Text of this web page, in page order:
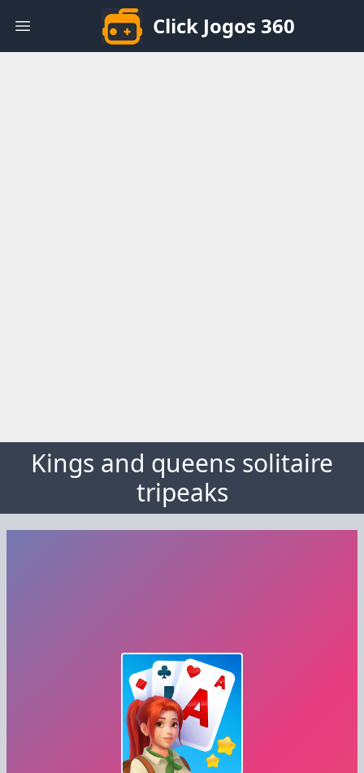
Open main menu Click Jogos 360
Kings and queens solitaire
tripeaks